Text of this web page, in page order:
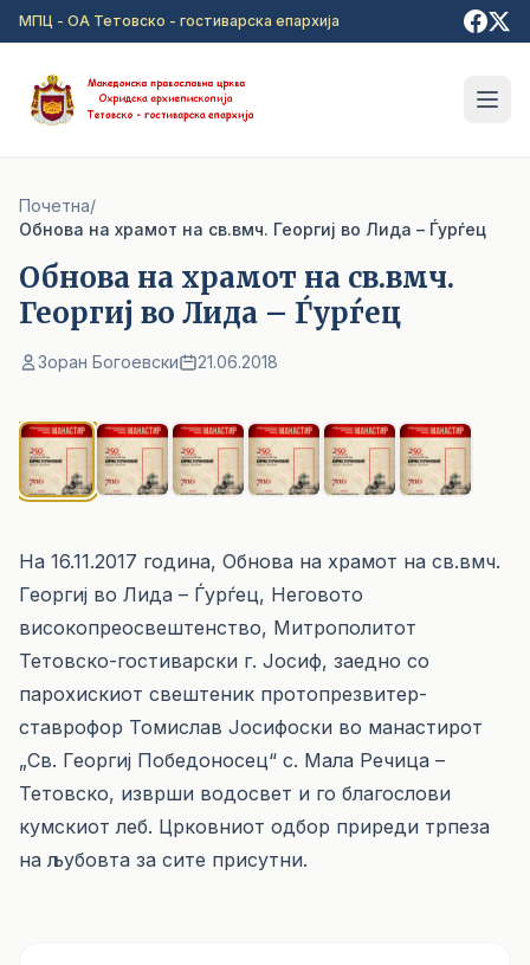
Прејди на главна содржина
МПЦ - ОА Тетовско - гостиварска епархија
Почетна/
Обнова на храмот на св.вмч. Георгиј во Лида – Ѓурѓец
Обнова на храмот на св.вмч.
Георгиј во Лида – Ѓурѓец
Зоран Богоевски 21.06.2018
На 16.11.2017 година, Обнова на храмот на св.вмч.
Георгиј во Лида – Ѓурѓец, Неговото
високопреосвештенство, Митрополитот
Тетовско-гостиварски г. Јосиф, заедно со
парохискиот свештеник протопрезвитер-
ставрофор Томислав Јосифоски во манастирот
„Св. Георгиј Победоносец“ с. Мала Речица –
Тетовско, изврши водосвет и го благослови
кумскиот леб. Црковниот одбор приреди трпеза
на љубовта за сите присутни.